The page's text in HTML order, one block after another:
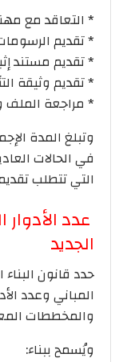
* التعاقد مع
* تقديم
* تقديم مستند
* تقديم وثيقة
* مراجعة الملف
التي تتطلب
عدد
الجديد
حدد قانون
المباني وعدد
والمخططات
ويُسمح ببناء: